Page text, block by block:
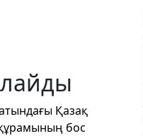
Қазақ
бос